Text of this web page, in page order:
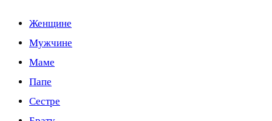
Женщине
Мужчине
Маме
Папе
Сестре